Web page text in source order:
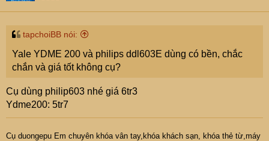
tapchoiBB nói:
Yale YDME 200 và philips ddl603E dùng có bền, chắc
chắn và giá tốt không cụ?
Cụ dùng philip603 nhé giá 6tr3
Ydme200: 5tr7
Cụ duongepu Em chuyên khóa vân tay,khóa khách sạn, khóa thẻ từ,máy